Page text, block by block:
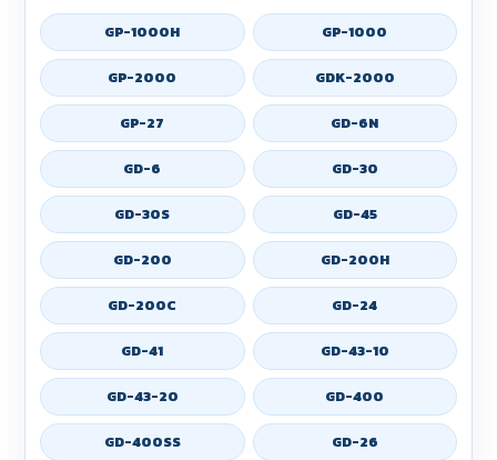
GP-1000H GP-1000
GP-2000 GDK-2000
GP-27 GD-6N
GD-6 GD-30
GD-30S GD-45
GD-200 GD-200H
GD-200C GD-24
GD-41 GD-43-10
GD-43-20 GD-400
GD-400SS GD-26